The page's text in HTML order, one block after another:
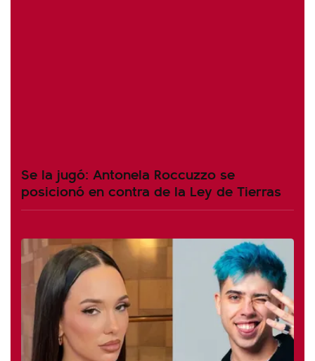
Se la jugó: Antonela Roccuzzo se
posicionó en contra de la Ley de Tierras